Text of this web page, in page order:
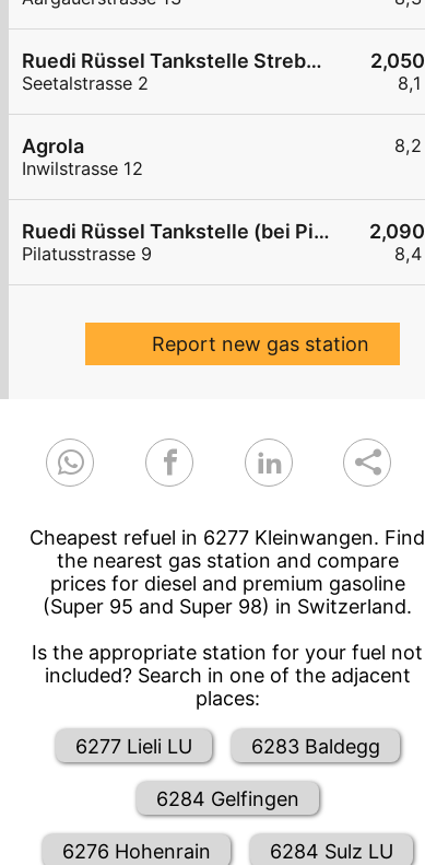
2,050
8,1
Ruedi Rüssel Tankstelle Strebel Traktoren AG
Seetalstrasse 2
8,2
Agrola
Inwilstrasse 12
2,090
8,4
Ruedi Rüssel Tankstelle (bei Pius Weiss und Co. AG)
Pilatusstrasse 9
Report new gas station
Cheapest refuel in 6277 Kleinwangen. Find
the nearest gas station and compare
prices for diesel and premium gasoline
(Super 95 and Super 98) in Switzerland.
Is the appropriate station for your fuel not
included? Search in one of the adjacent
places:
6277 Lieli LU 6283 Baldegg
6284 Gelfingen
6276 Hohenrain 6284 Sulz LU